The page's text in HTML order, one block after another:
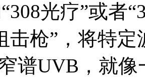
光疗”或者
击枪”，将特
谱UVB，就